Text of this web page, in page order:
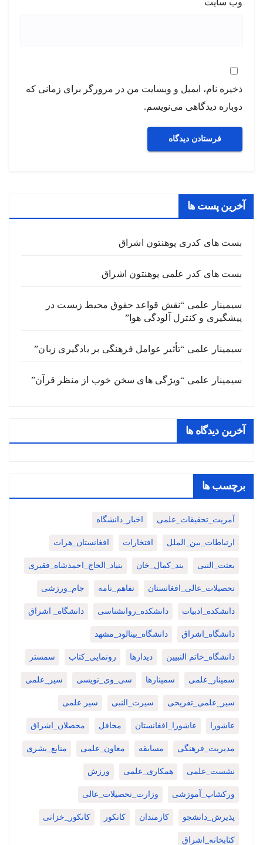
ذخیره نام، ایمیل و وبسایت من در مرورگر برای زمانی که
دوباره دیدگاهی می‌نویسم.
آخرین پست ها
بست های کدری پوهنتون اشراق
بست های کدر علمی پوهنتون اشراق
سیمینار علمی “نقش قواعد حقوق محیط زیست در
پیشگیری و کنترل آلودگی هوا”
سیمینار علمی “تأثیر عوامل فرهنگی بر یادگیری زبان”
سیمینار علمی “ویژگی های سخن خوب از منظر قرآن”
آخرین دیدگاه ها
برچسب ها
آمریت_تحقیقات_علمی اخبار_دانشگاه
ارتباطات_بین_الملل افتخارات افغانستان_هرات
بعثت_النبی بند_کمال_خان بنیاد_الحاج_احمدشاه_فقیری
تحصیلات_عالی_افغانستان تفاهم_نامه جام_ورزشی
دانشکده_ادبیات دانشکده_روانشناسی دانشگاه_ اشراق
دانشگاه_اشراق دانشگاه_بینالود_مشهد
دانشگاه_خاتم النبیین دیدارها رونمایی_کتاب سمستر
سمینار_علمی سمینارها سی_وی_نویسی سیر_علمی
سیر_علمی_تفریحی سیرت_النبی سیر علمی
عاشورا عاشورا_افغانستان محافل محصلان_اشراق
مدیریت_فرهنگی مسابقه معاون_علمی منابع_بشری
نشست_علمی همکاری_علمی ورزش
ورکشاپ_آموزشی وزارت_تحصیلات_عالی
پذیرش_دانشجو کارمندان کانکور کانکور_خزانی
کتابخانه_اشراق